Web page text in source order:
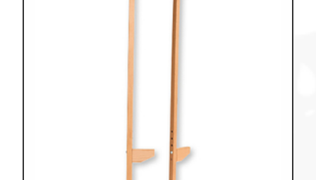
Fussball • Handballtore
Hockey • Tchouk • Funball
Kampfsport
Klettern & Bouldern
Leichtathletik
Objekteinrichtungen